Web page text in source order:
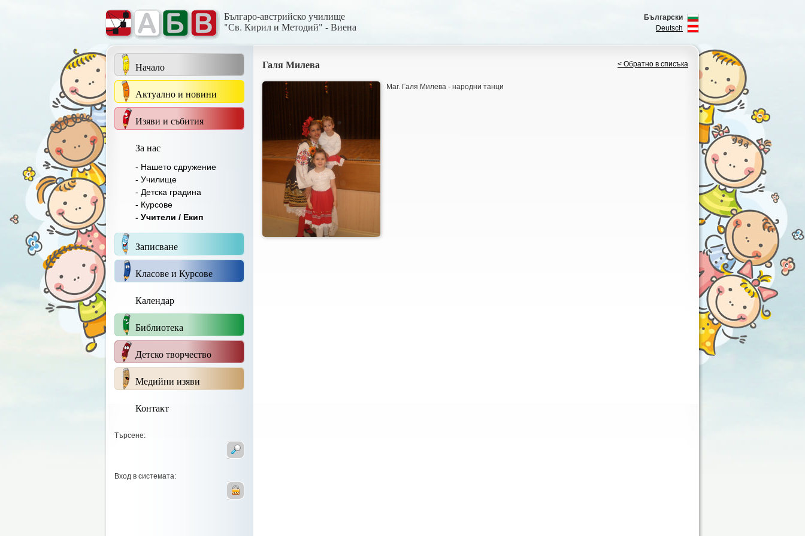
Българо-австрийско училище
"Св. Кирил и Методий" - Виена
Български
Deutsch
Начало
Актуално и новини
Изяви и събития
За нас
- Нашето сдружение
- Училище
- Детска градина
- Курсове
- Учители / Екип
Записване
Класове и Курсове
Календар
Библиотека
Детско творчество
Медийни изяви
Контакт
Търсене:
Вход в системата:
< Обратно в списъка
Галя Милева
Маг. Галя Милева - народни танци